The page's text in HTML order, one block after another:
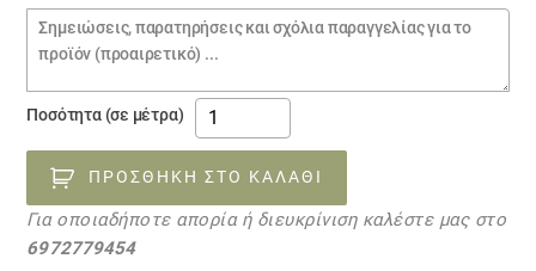
€12.00.
Σημειώσεις
παραγγελίας
Ποσότητα (σε μέτρα)
ύφασμα
βαμβακοσατέν
χονδρό
ριγέ
λευκό
ΠΡΟΣΘΉΚΗ ΣΤΟ ΚΑΛΆΘΙ
Για οποιαδήποτε απορία ή διευκρίνιση καλέστε μας στο
6972779454